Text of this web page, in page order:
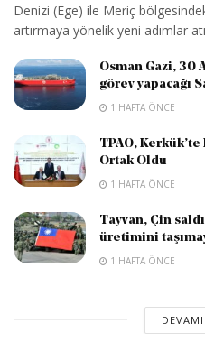
Denizi (Ege) ile Meriç
artırmaya yönelik yeni adımlar
Osman Gazi, 30
görev yapacağı
1 HAFTA ÖNCE
TPAO,
Ortak Oldu
1 HAFTA ÖNCE
Tayvan, Çin
üretimini
1 HAFTA ÖNCE